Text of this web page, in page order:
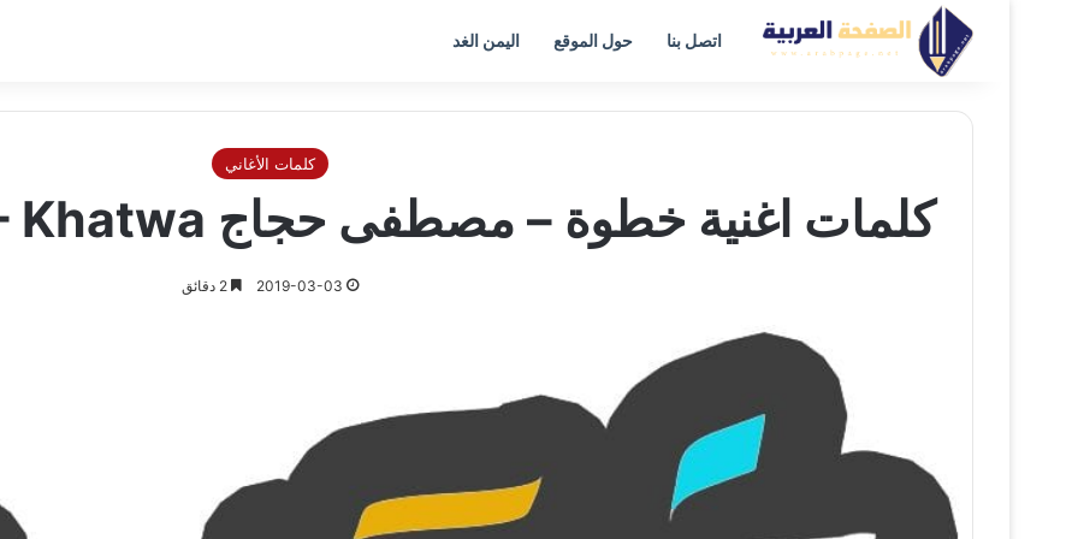
اتصل بنا حول الموقع اليمن الغد
كلمات الأغاني
كلمات اغنية خطوة – مصطفى حجاج Mostafa Hagag – Khatwa
2019-03-03 2 دقائق